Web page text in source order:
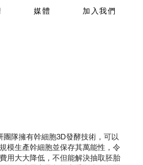
媒體 加入我們
團隊擁有幹細胞3D發酵技術，可以
模生產幹細胞並保存其萬能性，令
用大大降低，不但能解決抽取胚胎